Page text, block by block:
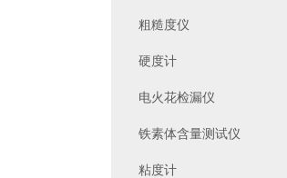
粗糙度仪
硬度计
电火花检漏仪
铁素体含量测试仪
粘度计